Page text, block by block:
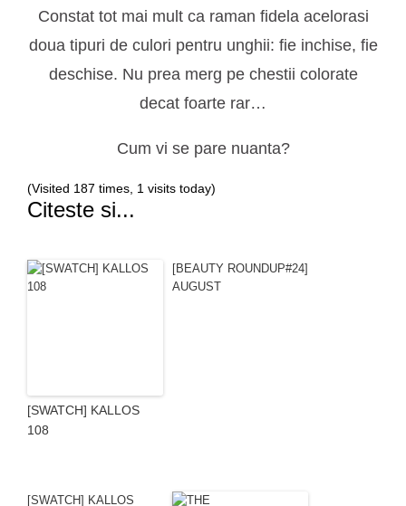
Constat tot mai mult ca raman fidela acelorasi
doua tipuri de culori pentru unghii: fie inchise, fie
deschise. Nu prea merg pe chestii colorate
decat foarte rar…
Cum vi se pare nuanta?
(Visited 187 times, 1 visits today)
Citeste si...
[SWATCH] KALLOS
108
[BEAUTY ROUNDUP#24]
AUGUST
[SWATCH] KALLOS